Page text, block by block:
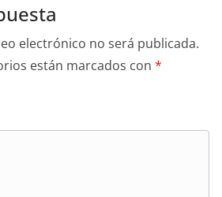
electrónico no será publicada.
están marcados con *